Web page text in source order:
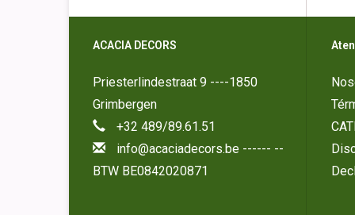
ACACIA DECORS
Priesterlindestraat 9 ----1850
Grimbergen
+32 489/89.61.51
info@acaciadecors.be ------ --
BTW BE0842020871